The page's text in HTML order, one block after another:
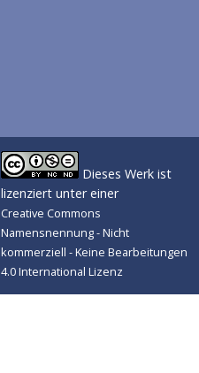
Dieses Werk ist
lizenziert unter einer
Creative Commons
Namensnennung - Nicht
kommerziell - Keine Bearbeitungen
4.0 International Lizenz